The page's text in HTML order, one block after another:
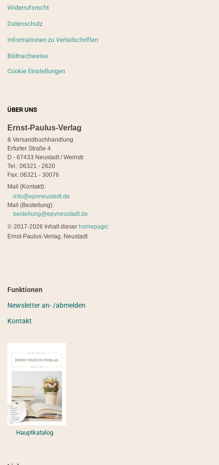
Widerrufsrecht
Datenschutz
Informationen zu Verteilschriften
Bildnachweise
Cookie Einstellungen
ÜBER UNS
Ernst-Paulus-Verlag
& Versandbuchhandlung
Erfurter Straße 4
D - 67433 Neustadt / Weinstr.
Tel.: 06321 - 2620
Fax: 06321 - 30076
Mail (Kontakt):
info@epvneustadt.de
Mail (Bestellung):
bestellung@epvneustadt.de
© 2017-2026 Inhalt dieser homepage:
Ernst-Paulus-Verlag, Neustadt
Funktionen
Newsletter an- /abmelden
Kontakt
Hauptkatalog